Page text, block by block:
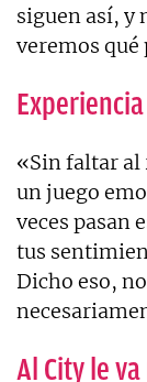
siguen así, y
veremos qué
«Sin faltar al
un juego
veces pasan
tus
Dicho eso,
Al City le